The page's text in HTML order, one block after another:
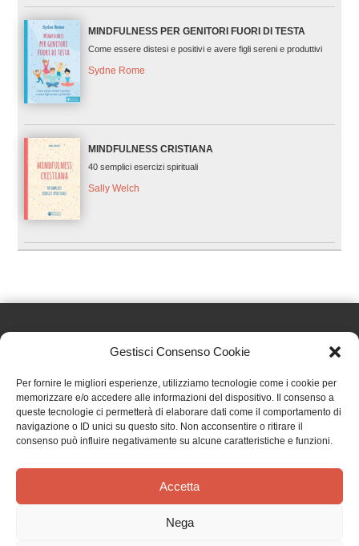
Gestisci Consenso Cookie
Per fornire le migliori esperienze, utilizziamo tecnologie come i cookie per
memorizzare e/o accedere alle informazioni del dispositivo. Il consenso a
queste tecnologie ci permetterà di elaborare dati come il comportamento di
navigazione o ID unici su questo sito. Non acconsentire o ritirare il
consenso può influire negativamente su alcune caratteristiche e funzioni.
Accetta
Nega
MINDFULNESS PER GENITORI FUORI DI TESTA
Come essere distesi e positivi e avere figli sereni e produttivi
Sydne Rome
MINDFULNESS CRISTIANA
40 semplici esercizi spirituali
Sally Welch
Effatà Editrice di Pellegrino Paolo SAS
C.F. e P.IVA 09655250018
Via Tre Denti, 1 - 10060 Cantalupa (TO)
Telefono: (+39) 0121 353452 - Fax: (+39) 0121 353839
TERMINI E CONDIZIONI